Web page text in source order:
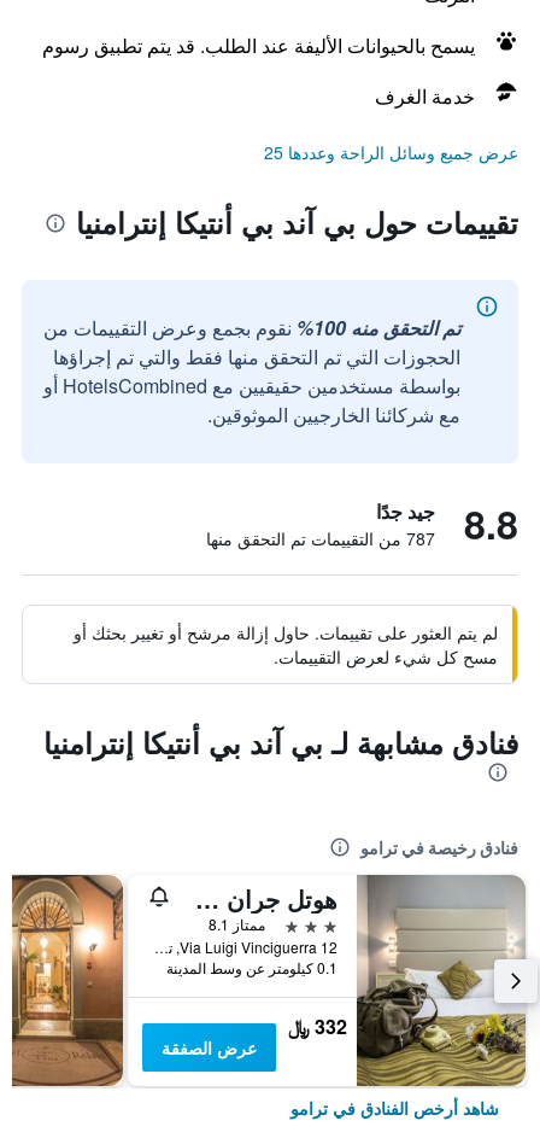
يسمح بالحيوانات الأليفة عند الطلب. قد يتم تطبيق رسوم
خدمة الغرف
عرض جميع وسائل الراحة وعددها 25
تقييمات حول بي آند بي أنتيكا إنترامنيا
تم التحقق منه 100%
نقوم بجمع وعرض التقييمات من
الحجوزات التي تم التحقق منها فقط والتي تم إجراؤها
بواسطة مستخدمين حقيقيين مع HotelsCombined أو
مع شركائنا الخارجيين الموثوقين.
8.8 جيد جدًا
787 من التقييمات تم التحقق منها
لم يتم العثور على تقييمات. حاول إزالة مرشح أو تغيير بحثك أو
مسح كل شيء لعرض التقييمات.
فنادق مشابهة لـ بي آند بي أنتيكا إنترامنيا
فنادق رخيصة في ترامو
هوتل جران ساسو
3 نجوم
ممتاز 8.1
Via Luigi Vinciguerra 12, ترامو, مقاطعة تيرامو, إيطاليا
0.1 كيلومتر عن وسط المدينة
332 ﷼
عرض الصفقة
شاهد أرخص الفنادق في ترامو